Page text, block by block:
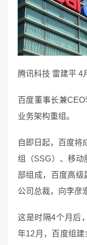
腾讯科技 雷建平 4
百度董事长兼
业务架构重组。
自即日起，百度将
组（SSG）、移
部组成，百度高级
公司总裁，向李彦
这是时隔4个月后
年12月，百度组